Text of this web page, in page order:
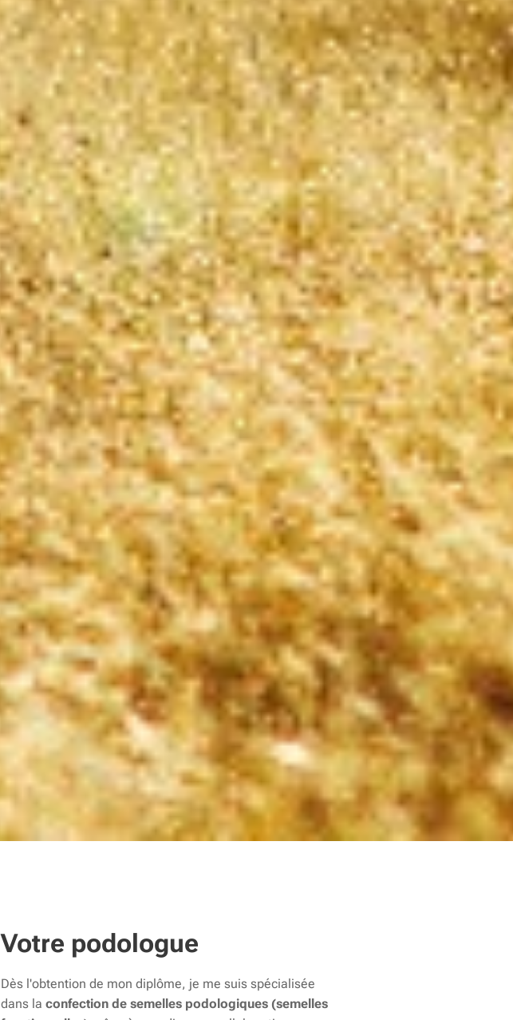
Votre podologue
Dès l'obtention de mon diplôme, je me suis spécialisée
dans la confection de semelles podologiques (semelles